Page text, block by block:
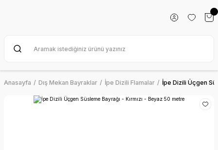
Anasayfa Dış Mekan Bayraklar İpe Dizili Flamalar İpe Dizili Üçgen